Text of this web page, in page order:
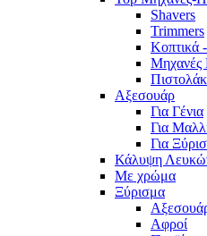
Shavers
Trimmers
Κοπτικά
Μηχανές
Αξεσουάρ
Για Γένια
Για
Για
Κάλυψη
Με χρώμα
Ξύρισμα
Αφροί